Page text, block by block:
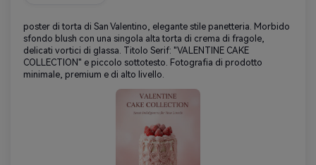
poster di torta di San Valentino, elegante stile panetteria. Morbido
sfondo blush con una singola alta torta di crema di fragole,
delicati vortici di glassa. Titolo Serif: "VALENTINE CAKE
COLLECTION" e piccolo sottotesto. Fotografia di prodotto
minimale, premium e di alto livello.